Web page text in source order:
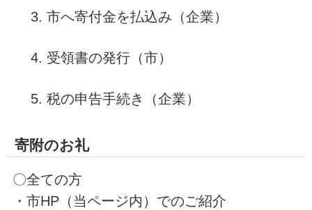
市へ寄付金を払込み（企業）
受領書の発行（市）
税の申告手続き（企業）
寄附のお礼
〇全ての方
・市HP（当ページ内）でのご紹介